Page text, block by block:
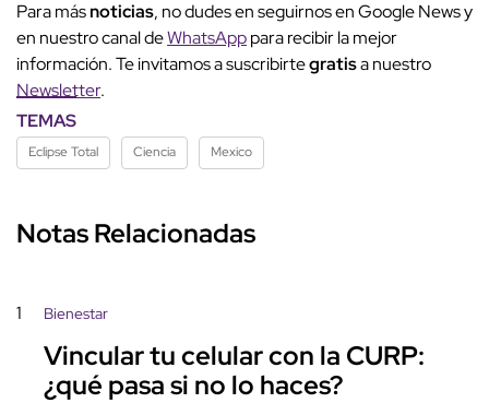
Para másnoticias, no dudes en seguirnos en Google News y
en nuestro canal deWhatsApppara recibir la mejor
información. Te invitamos a suscribirtegratisa nuestro
Newsletter.
TEMAS
Eclipse Total Ciencia Mexico
Notas Relacionadas
1 Bienestar
Vincular tu celular con la CURP:
¿qué pasa si no lo haces?